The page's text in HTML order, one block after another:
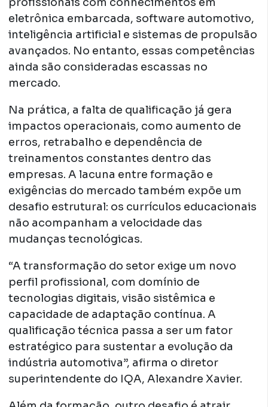
eletrônica embarcada, software automotivo,
inteligência artificial e sistemas de propulsão
avançados. No entanto, essas competências
ainda são consideradas escassas no
mercado.
Na prática, a falta de qualificação já gera
impactos operacionais, como aumento de
erros, retrabalho e dependência de
treinamentos constantes dentro das
empresas. A lacuna entre formação e
exigências do mercado também expõe um
desafio estrutural: os currículos educacionais
não acompanham a velocidade das
mudanças tecnológicas.
“A transformação do setor exige um novo
perfil profissional, com domínio de
tecnologias digitais, visão sistêmica e
capacidade de adaptação contínua. A
qualificação técnica passa a ser um fator
estratégico para sustentar a evolução da
indústria automotiva”, afirma o diretor
superintendente do IQA, Alexandre Xavier.